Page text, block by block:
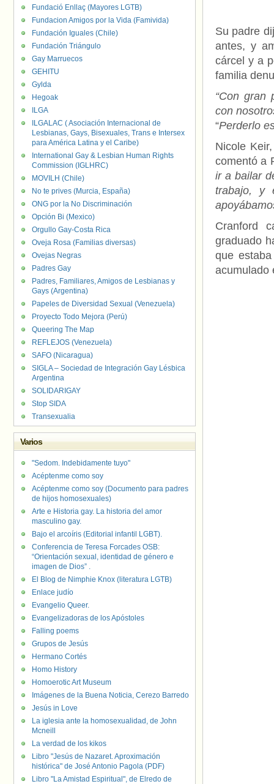
Su padre
antes, y
cárcel y a
familia
“Con gran
con
“Perderlo
Nicole
comentó a
ir a bailar
trabajo, y
Cranford
graduado
que
acumulado
Fundació Enllaç (Mayores LGTB)
Fundacion Amigos por la Vida (Famivida)
Fundación Iguales (Chile)
Fundación Triángulo
Gay Marruecos
GEHITU
Gylda
Hegoak
ILGA
ILGALAC ( Asociación Internacional de
Lesbianas, Gays, Bisexuales, Trans e Intersex
para América Latina y el Caribe)
International Gay & Lesbian Human Rights
Commission (IGLHRC)
MOVILH (Chile)
No te prives (Murcia, España)
ONG por la No Discriminación
Opción Bi (Mexico)
Orgullo Gay-Costa Rica
Oveja Rosa (Familias diversas)
Ovejas Negras
Padres Gay
Padres, Familiares, Amigos de Lesbianas y
Gays (Argentina)
Papeles de Diversidad Sexual (Venezuela)
Proyecto Todo Mejora (Perú)
Queering The Map
REFLEJOS (Venezuela)
SAFO (Nicaragua)
SIGLA – Sociedad de Integración Gay Lésbica
Argentina
SOLIDARIGAY
Stop SIDA
Transexualia
Varios
"Sedom. Indebidamente tuyo"
Acéptenme como soy
Acéptenme como soy (Documento para padres
de hijos homosexuales)
Arte e Historia gay. La historia del amor
masculino gay.
Bajo el arcoíris (Editorial infantil LGBT).
Conferencia de Teresa Forcades OSB:
“Orientación sexual, identidad de género e
imagen de Dios” .
El Blog de Nimphie Knox (literatura LGTB)
Enlace judío
Evangelio Queer.
Evangelizadoras de los Apóstoles
Falling poems
Grupos de Jesús
Hermano Cortés
Homo History
Homoerotic Art Museum
Imágenes de la Buena Noticia, Cerezo Barredo
Jesús in Love
La iglesia ante la homosexualidad, de John
Mcneill
La verdad de los kikos
Libro "Jesús de Nazaret. Aproximación
histórica" de José Antonio Pagola (PDF)
Libro "La Amistad Espiritual", de Elredo de